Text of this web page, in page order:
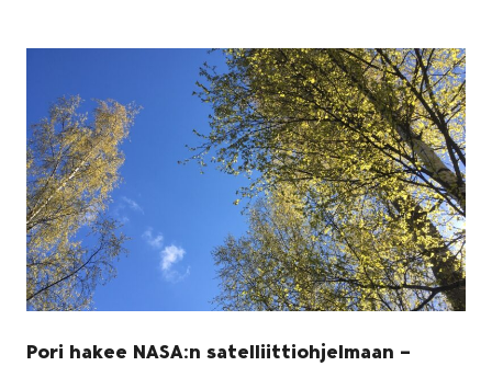
Pori hakee NASA:n satelliittiohjelmaan –